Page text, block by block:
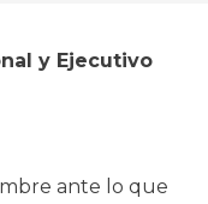
y Ejecutivo
ante lo que